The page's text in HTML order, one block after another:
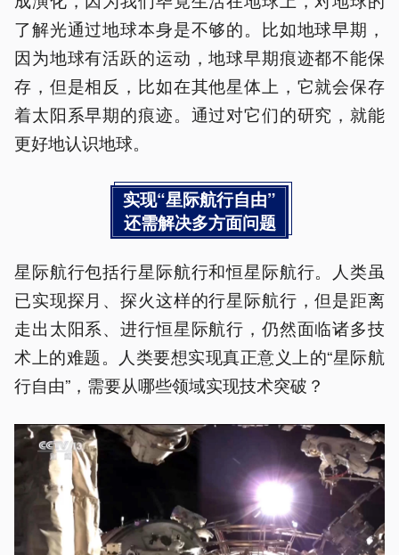
了解光通过地球本身是不够的。比如地球早期，
因为地球有活跃的运动，地球早期痕迹都不能保
存，但是相反，比如在其他星体上，它就会保存
着太阳系早期的痕迹。通过对它们的研究，就能
更好地认识地球。
实现“星际航行自由”
还需解决多方面问题
星际航行包括行星际航行和恒星际航行。人类虽
已实现探月、探火这样的行星际航行，但是距离
走出太阳系、进行恒星际航行，仍然面临诸多技
术上的难题。人类要想实现真正意义上的“星际航
行自由”，需要从哪些领域实现技术突破？